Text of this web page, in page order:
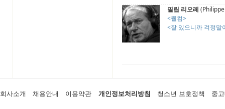
필립 리오레
<웰컴>
<잘 있으니까 걱정말
회사소개 채용안내 이용약관 개인정보처리방침 청소년 보호정책 중